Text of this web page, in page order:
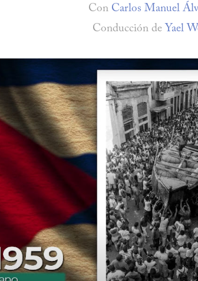
Con Carlos Manuel
Conducción de Yael